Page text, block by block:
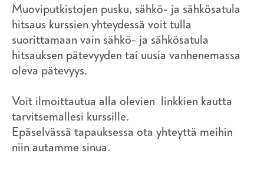
Muoviputkistojen pusku, sähkö- ja sähkösatula
hitsaus kurssien yhteydessä voit tulla
suorittamaan vain sähkö- ja sähkösatula
hitsauksen pätevyyden tai uusia vanhenemassa
oleva pätevyys.
Voit ilmoittautua alla olevien linkkien kautta
tarvitsemallesi kurssille.
Epäselvässä tapauksessa ota yhteyttä meihin
niin autamme sinua.